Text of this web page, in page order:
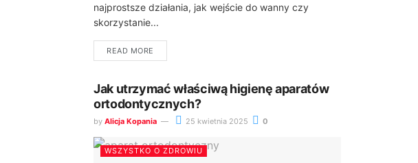
najprostsze działania, jak wejście do wanny czy
skorzystanie...
READ MORE
Jak utrzymać właściwą higienę aparatów
ortodontycznych?
by Alicja Kopania 25 kwietnia 2025 0
WSZYSTKO O ZDROWIU